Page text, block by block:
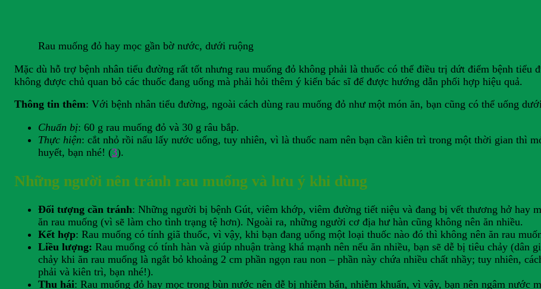
Rau muống đỏ hay mọc gần bờ nước, dưới ruộng
Mặc dù hỗ trợ bệnh nhân tiểu đường rất tốt nhưng rau muống đỏ không phải là thuốc có thể điều trị dứt điểm bệnh
không được chủ quan bỏ các thuốc đang uống mà phải hỏi thêm ý kiến bác sĩ để được hướng dẫn phối hợp hiệu quả.
Thông tin thêm: Với bệnh nhân tiểu đường, ngoài cách dùng rau muống đỏ như một món ăn, bạn cũng có thể uống
Chuẩn bị: 60 g rau muống đỏ và 30 g râu bắp.
Thực hiện: cắt nhỏ rồi nấu lấy nước uống, tuy nhiên, vì là thuốc nam nên bạn cần kiên trì trong một thời gian thì
huyết, bạn nhé! (3).
Những người nên tránh rau muống và lưu ý khi dùng
Đối tượng cần tránh: Những người bị bệnh Gút, viêm khớp, viêm đường tiết niệu và đang bị vết thương hở hay
ăn rau muống (vì sẽ làm cho tình trạng tệ hơn). Ngoài ra, những người cơ địa hư hàn cũng không nên ăn nhiều.
Kết hợp: Rau muống có tính giã thuốc, vì vậy, khi bạn đang uống một loại thuốc nào đó thì không nên ăn rau
Liều lượng: Rau muống có tính hàn và giúp nhuận tràng khá mạnh nên nếu ăn nhiều, bạn sẽ dễ bị tiêu chảy (dân
chảy khi ăn rau muống là ngắt bỏ khoảng 2 cm phần ngọn rau non – phần này chứa nhiều chất nhầy; tuy nhiên,
phải và kiên trì, bạn nhé!).
Thu hái: Rau muống đỏ hay mọc trong bùn nước nên dễ bị nhiễm bẩn, nhiễm khuẩn, vì vậy, bạn nên ngâm nước